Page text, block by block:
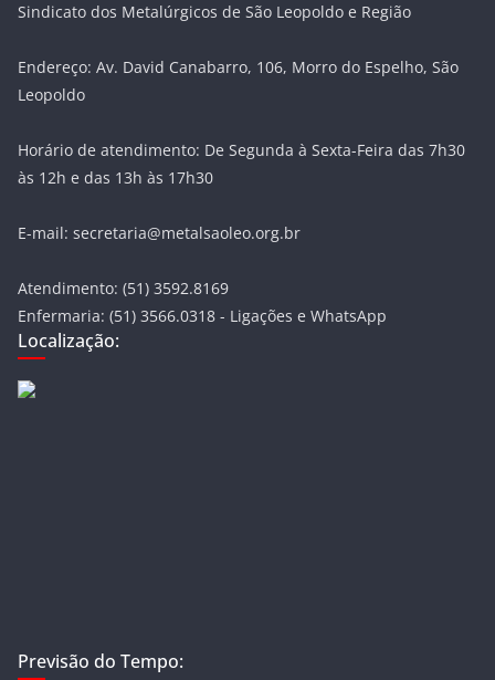
Sindicato dos Metalúrgicos de São Leopoldo e Região
Endereço: Av. David Canabarro, 106, Morro do Espelho, São
Leopoldo
Horário de atendimento: De Segunda à Sexta-Feira das 7h30
às 12h e das 13h às 17h30
E-mail: secretaria@metalsaoleo.org.br
Atendimento: (51) 3592.8169
Enfermaria: (51) 3566.0318 - Ligações e WhatsApp
Localização:
Previsão do Tempo: